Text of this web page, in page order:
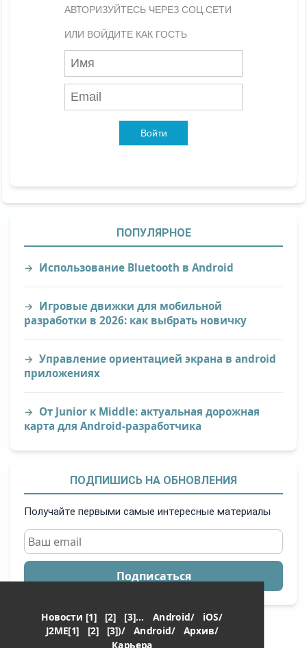
АВТОРИЗУЙТЕСЬ ЧЕРЕЗ СОЦ.СЕТИ
ИЛИ ВОЙДИТЕ КАК ГОСТЬ
Войти
ПОПУЛЯРНОЕ
Использование Bluetooth в Android
Игровые движки для мобильной
разработки в 2026: как выбрать новичку
Управление ориентацией экрана в android
приложениях
От Junior к Middle: актуальная дорожная
карта для Android-разработчика
ПОДПИШИСЬ НА ОБНОВЛЕНИЯ
Получайте первыми самые интересные материалы
Подписаться
Новости [1] [2] [3]... Android/
iOS/
J2ME[1]
[2] [3])/ Android/
Архив/
Карьера